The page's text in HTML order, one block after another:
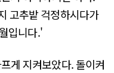
고추밭 걱정하시다가
입니다.'
게 지켜보았다. 돌이켜